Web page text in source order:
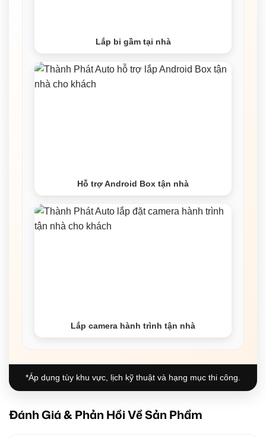
Lắp bi gầm tại nhà
Hỗ trợ Android Box tận nhà
Lắp camera hành trình tận nhà
*Áp dụng tùy khu vực, lịch kỹ thuật và hạng mục thi công.
Đánh Giá & Phản Hồi Về Sản Phẩm